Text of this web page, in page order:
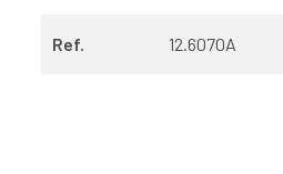
Ref. 12.6070A